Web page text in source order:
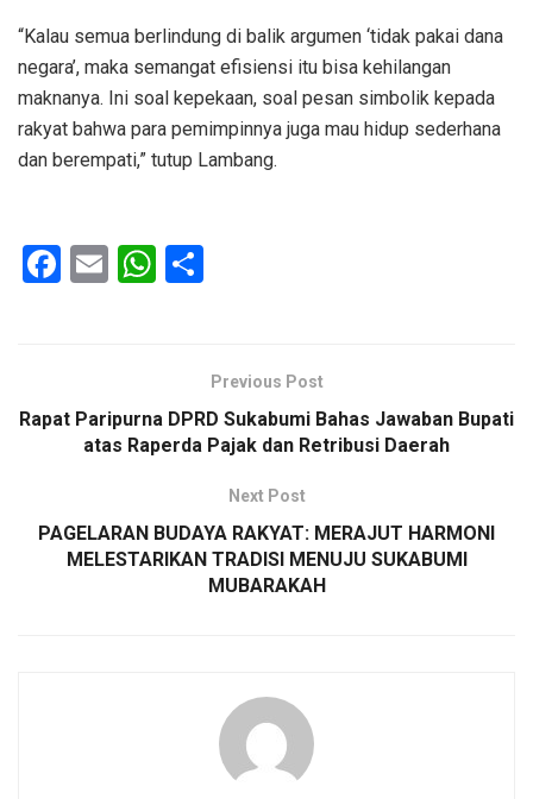
“Kalau semua berlindung di balik argumen ‘tidak pakai dana
negara’, maka semangat efisiensi itu bisa kehilangan
maknanya. Ini soal kepekaan, soal pesan simbolik kepada
rakyat bahwa para pemimpinnya juga mau hidup sederhana
dan berempati,” tutup Lambang.
F
o
E
W
A
p
ePrevious Post
Rapat Paripurna DPRD Sukabumi Bahas Jawaban Bupati
atas Raperda Pajak dan Retribusi Daerah
Next Post
PAGELARAN BUDAYA RAKYAT: MERAJUT HARMONI
MELESTARIKAN TRADISI MENUJU SUKABUMI
MUBARAKAH